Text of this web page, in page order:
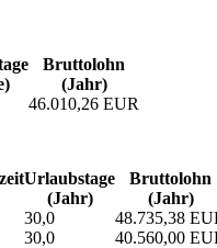
Bruttolohn
(Jahr)
46.010,26 EUR
Urlaubs­tage
(Jahr)
Bruttolohn
(Jahr)
30,0
48.735,38
30,0 40.560,00